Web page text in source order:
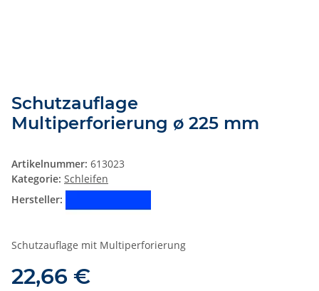
Schutzauflage
Multiperforierung ø 225 mm
Artikelnummer: 613023
Kategorie: Schleifen
Hersteller:
Schutzauflage mit Multiperforierung
22,66 €